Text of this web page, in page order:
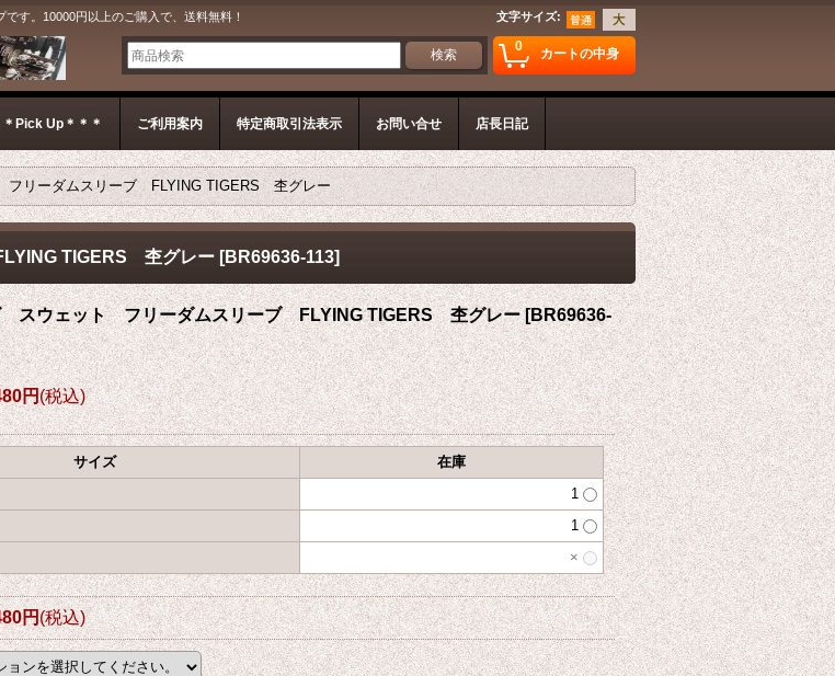
す。10000円以上のご購入で、送料無料！ 文字サイズ:
0 カートの中身
＊Pick Up＊＊＊ ご利用案内 特定商取引法表示 お問い合せ 店長日記
リーダムスリーブ FLYING TIGERS 杢グレー
TIGERS 杢グレー [BR69636-113]
スウェット フリーダムスリーブ FLYING TIGERS 杢グレー [BR69636-
円(税込)
サイズ
在庫
1
1
×
円(税込)